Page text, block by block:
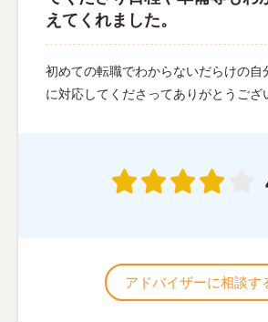
えてくれました。
初めての転職でわからないだらけの自
に対応してくださってありがとうござ
アドバイザーに相談す